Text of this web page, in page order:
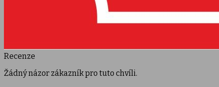
Recenze
Žádný názor zákazník pro tuto chvíli.